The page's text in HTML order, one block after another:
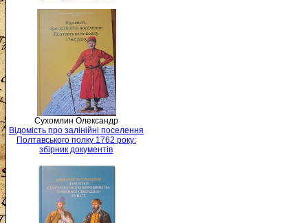
Сухомлин Олександр
Відомість про залінійні поселення
Полтавського полку 1762 року:
збірник документів